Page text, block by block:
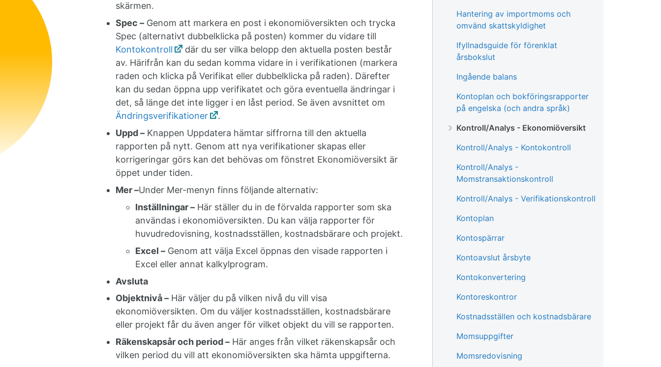
skärmen.
Spec – Genom att markera en post i ekonomiöversikten och trycka
Spec (alternativt dubbelklicka på posten) kommer du vidare till
Kontokontroll
där du ser vilka belopp den aktuella posten består
av. Härifrån kan du sedan komma vidare in i verifikationen (markera
raden och klicka på Verifikat eller dubbelklicka på raden). Därefter
kan du sedan öppna upp verifikatet och göra eventuella ändringar i
det, så länge det inte ligger i en låst period. Se även avsnittet om
Ändringsverifikationer
.
Uppd – Knappen Uppdatera hämtar siffrorna till den aktuella
rapporten på nytt. Genom att nya verifikationer skapas eller
korrigeringar görs kan det behövas om fönstret Ekonomiöversikt är
öppet under tiden.
Mer –Under Mer-menyn finns följande alternativ:
Inställningar – Här ställer du in de förvalda rapporter som ska
användas i ekonomiöversikten. Du kan välja rapporter för
huvudredovisning, kostnadsställen, kostnadsbärare och projekt.
Excel – Genom att välja Excel öppnas den visade rapporten i
Excel eller annat kalkylprogram.
Avsluta
Objektnivå – Här väljer du på vilken nivå du vill visa
ekonomiöversikten. Om du väljer kostnadsställen, kostnadsbärare
eller projekt får du även anger för vilket objekt du vill se rapporten.
Räkenskapsår och period – Här anges från vilket räkenskapsår och
vilken period du vill att ekonomiöversikten ska hämta uppgifterna.
Hantering av importmoms och
omvänd skattskyldighet
Ifyllnadsguide för förenklat
årsbokslut
Ingående balans
Kontoplan och bokföringsrapporter
på engelska (och andra språk)
Kontroll/Analys - Ekonomiöversikt
Kontroll/Analys - Kontokontroll
Kontroll/Analys -
Momstransaktionskontroll
Kontroll/Analys - Verifikationskontroll
Kontoplan
Kontospärrar
Kontoavslut årsbyte
Kontokonvertering
Kontoreskontror
Kostnadsställen och kostnadsbärare
Momsuppgifter
Momsredovisning